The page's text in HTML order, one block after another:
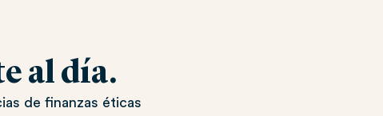
al día.
de finanzas éticas